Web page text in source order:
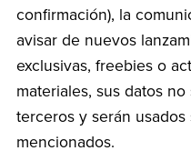
confirmación), la
avisar de nuevos
exclusivas, freebies o
materiales, sus datos
terceros y serán
mencionados.